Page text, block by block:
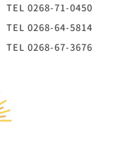
TEL 0268-71-0450
TEL 0268-64-5814
TEL 0268-67-3676